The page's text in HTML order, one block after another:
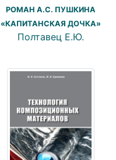
РОМАН А.С. ПУШКИНА
«КАПИТАНСКАЯ ДОЧКА»
Полтавец Е.Ю.